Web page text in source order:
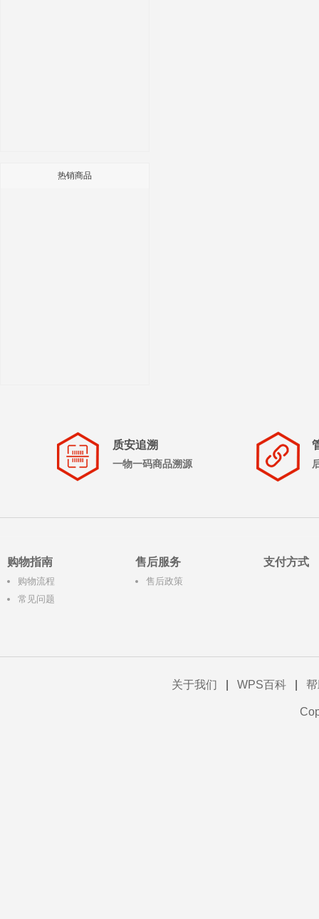
热销商品
质安追溯
一物一码商品溯源
购物指南
购物流程
常见问题
售后服务
售后政策
支付方式
关于我们 WPS百科